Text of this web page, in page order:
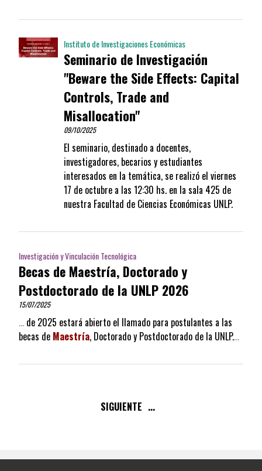
Instituto de Investigaciones Económicas
Seminario de Investigación
"Beware the Side Effects: Capital
Controls, Trade and
Misallocation"
09/10/2025
El seminario, destinado a docentes,
investigadores, becarios y estudiantes
interesados en la temática, se realizó el viernes
17 de octubre a las 12:30 hs. en la sala 425 de
nuestra Facultad de Ciencias Económicas UNLP.
Investigación y Vinculación Tecnológica
Becas de Maestría, Doctorado y
Postdoctorado de la UNLP 2026
15/07/2025
… de 2025 estará abierto el llamado para postulantes a las
becas de Maestría, Doctorado y Postdoctorado de la UNLP.…
SIGUIENTE